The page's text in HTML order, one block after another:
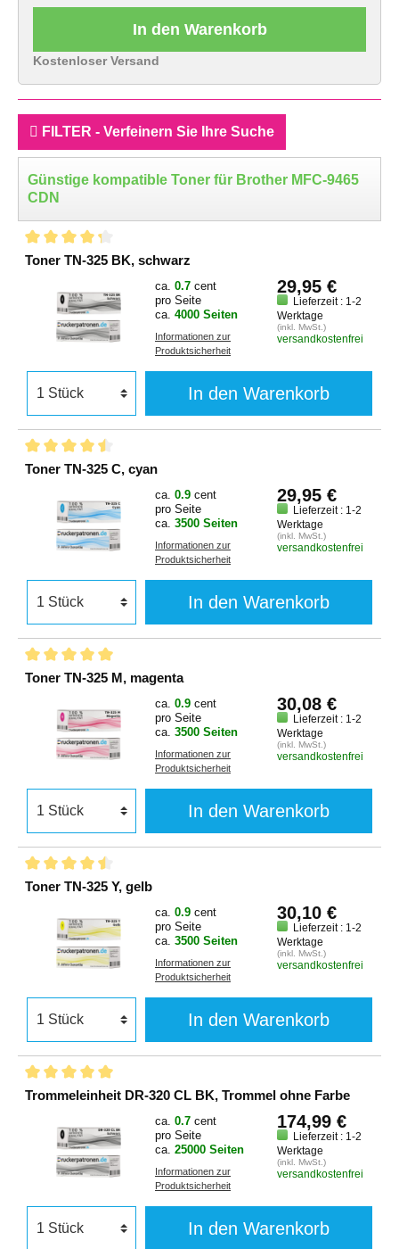
In den Warenkorb
Kostenloser Versand
FILTER - Verfeinern Sie Ihre Suche
Günstige kompatible Toner für Brother MFC-9465
CDN
Toner TN-325 BK, schwarz
ca. 0.7 cent
pro Seite
ca. 4000 Seiten
Informationen zur
Produktsicherheit
29,95 €
Lieferzeit : 1-2
Werktage
(inkl. MwSt.)
versandkostenfrei
In den Warenkorb
Toner TN-325 C, cyan
ca. 0.9 cent
pro Seite
ca. 3500 Seiten
Informationen zur
Produktsicherheit
29,95 €
Lieferzeit : 1-2
Werktage
(inkl. MwSt.)
versandkostenfrei
In den Warenkorb
Toner TN-325 M, magenta
ca. 0.9 cent
pro Seite
ca. 3500 Seiten
Informationen zur
Produktsicherheit
30,08 €
Lieferzeit : 1-2
Werktage
(inkl. MwSt.)
versandkostenfrei
In den Warenkorb
Toner TN-325 Y, gelb
ca. 0.9 cent
pro Seite
ca. 3500 Seiten
Informationen zur
Produktsicherheit
30,10 €
Lieferzeit : 1-2
Werktage
(inkl. MwSt.)
versandkostenfrei
In den Warenkorb
Trommeleinheit DR-320 CL BK, Trommel ohne Farbe
ca. 0.7 cent
pro Seite
ca. 25000 Seiten
Informationen zur
Produktsicherheit
174,99 €
Lieferzeit : 1-2
Werktage
(inkl. MwSt.)
versandkostenfrei
In den Warenkorb